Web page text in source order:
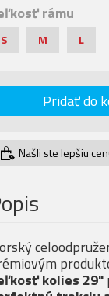
rámu
S M L
Pridať do
Našli ste lepšiu
kolies 29"